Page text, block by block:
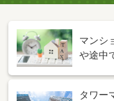
マンシ
や途中
タワー